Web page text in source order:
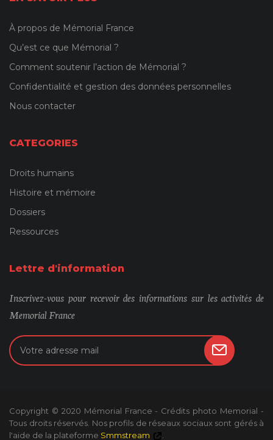
À propos de Mémorial France
Qu’est ce que Mémorial ?
Comment soutenir l’action de Mémorial ?
Confidentialité et gestion des données personnelles
Nous contacter
CATEGORIES
Droits humains
Histoire et mémoire
Dossiers
Ressources
Lettre d'information
Inscrivez-vous pour recevoir des informations sur les activités de
Memorial France
Copyright © 2020 Mémorial France - Crédits photo Memorial -
Tous droits réservés. Nos profils de réseaux sociaux sont gérés à
l'aide de la plateforme Smmstream .